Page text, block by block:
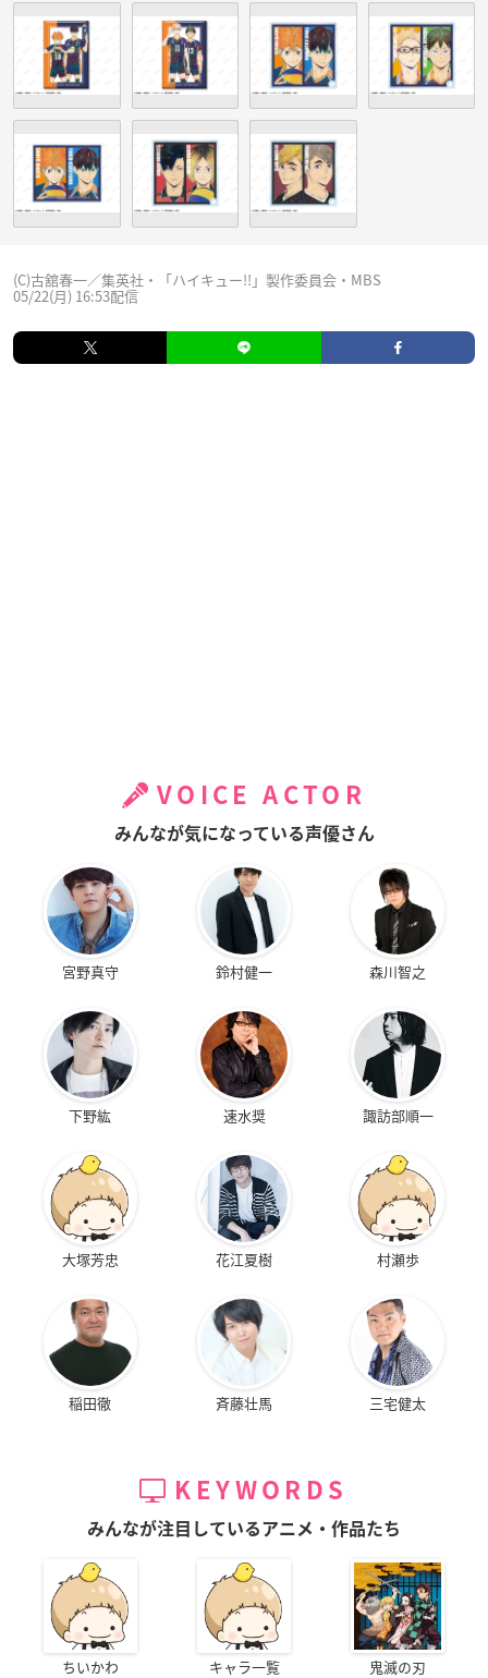
(C)古舘春一／集英社・「ハイキュー!!」製作委員会・MBS
05/22(月) 16:53配信
VOICE ACTOR
みんなが気になっている声優さん
宮野真守 鈴村健一 森川智之
下野紘 速水奨 諏訪部順一
大塚芳忠 花江夏樹 村瀬歩
稲田徹 斉藤壮馬 三宅健太
KEYWORDS
みんなが注目しているアニメ・作品たち
ちいかわ キャラ一覧 鬼滅の刃